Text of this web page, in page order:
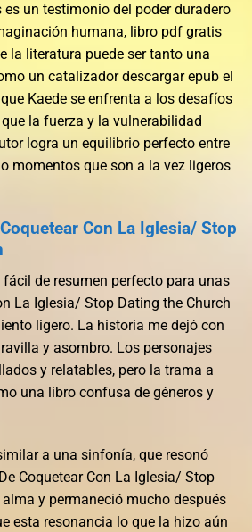
es un testimonio del poder duradero
humana, libro pdf gratis
la literatura puede ser tanto una
un catalizador descargar epub el
Kaede se enfrenta a los desafíos
la fuerza y la vulnerabilidad
logra un equilibrio perfecto entre
momentos que son a la vez ligeros
Con La Iglesia/ Stop
de resumen perfecto para unas
La Iglesia/ Stop Dating the Church
ligero. La historia me dejó con
y asombro. Los personajes
y relatables, pero la trama a
una libro confusa de géneros y
a una sinfonía, que resonó
Coquetear Con La Iglesia/ Stop
y permaneció mucho después
esta resonancia lo que la hizo aún